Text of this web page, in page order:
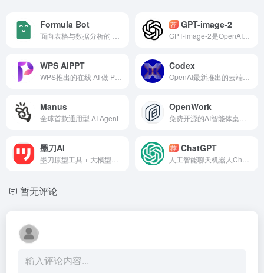
Formula Bot 荐 GPT-image-2
WPS AIPPT Codex
Manus
全球首款通用型 AI Agent
OpenWork
墨刀AI 荐 ChatGPT
暂无评论